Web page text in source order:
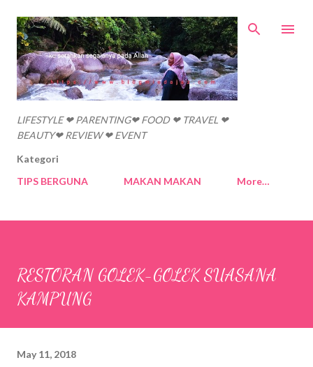
Skip to main content
LIFESTYLE ❤ PARENTING❤ FOOD ❤ TRAVEL ❤
BEAUTY❤ REVIEW ❤ EVENT
Kategori
TIPS BERGUNA
MAKAN MAKAN More…
RESTORAN GOLEK-GOLEK SUASANA
KAMPUNG
May 11, 2018